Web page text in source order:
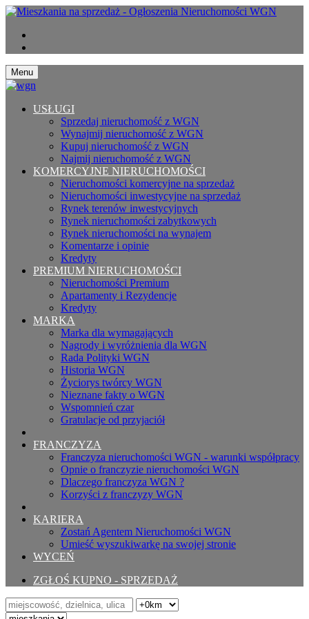
Menu
USŁUGI
Sprzedaj nieruchomość z WGN
Wynajmij nieruchomość z WGN
Kupuj nieruchomość z WGN
Najmij nieruchomość z WGN
KOMERCYJNE NIERUCHOMOŚCI
Nieruchomości komercyjne na sprzedaż
Nieruchomości inwestycyjne na sprzedaż
Rynek terenów inwestycyjnych
Rynek nieruchomości zabytkowych
Rynek nieruchomości na wynajem
Komentarze i opinie
Kredyty
PREMIUM NIERUCHOMOŚCI
Nieruchomości Premium
Apartamenty i Rezydencje
Kredyty
MARKA
Marka dla wymagających
Nagrody i wyróżnienia dla WGN
Rada Polityki WGN
Historia WGN
Życiorys twórcy WGN
Nieznane fakty o WGN
Wspomnień czar
Gratulacje od przyjaciół
FRANCZYZA
Franczyza nieruchomości WGN - warunki współpracy
Opnie o franczyzie nieruchomości WGN
Dlaczego franczyza WGN ?
Korzyści z franczyzy WGN
KARIERA
Zostań Agentem Nieruchomości WGN
Umieść wyszukiwarkę na swojej stronie
WYCEŃ
ZGŁOŚ KUPNO - SPRZEDAŻ